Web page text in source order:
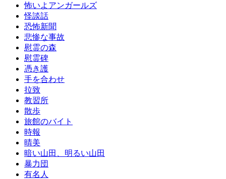
怖いよアンガールズ
怪談話
恐怖新聞
悲惨な事故
慰霊の森
慰霊碑
憑き護
手を合わせ
拉致
教習所
散歩
旅館のバイト
時報
晴美
暗い山田、明るい山田
暴力団
有名人